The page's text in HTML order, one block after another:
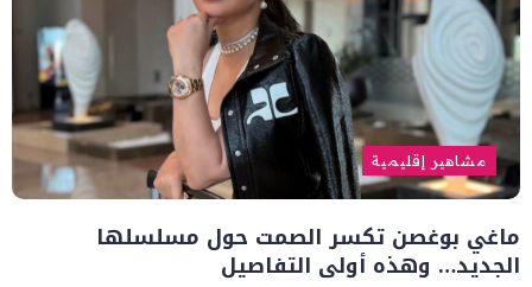
مشاهير إقليمية
ماغي بوغصن تكسر الصمت حول مسلسلها
الجديد… وهذه أولى التفاصيل